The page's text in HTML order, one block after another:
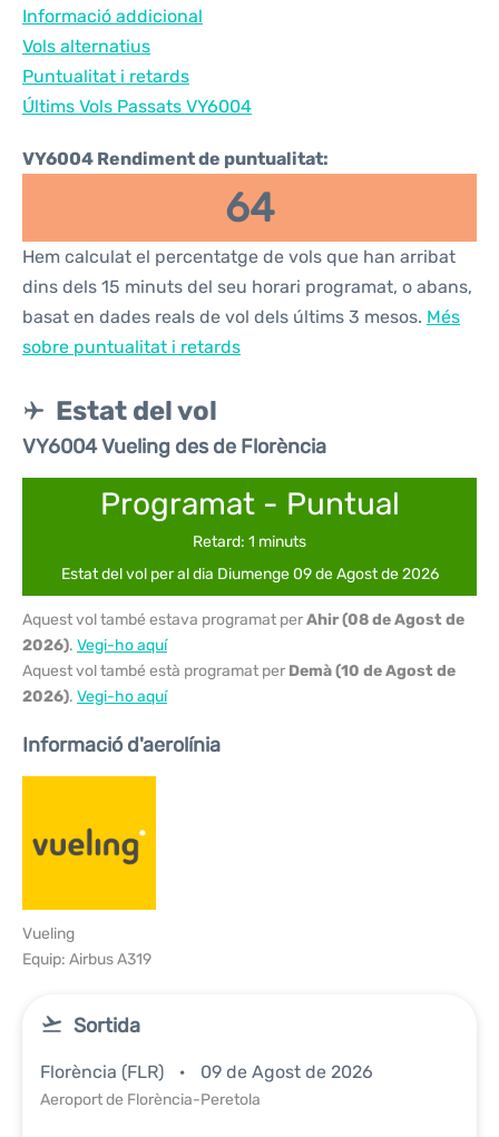
Informació addicional
Vols alternatius
Puntualitat i retards
Últims Vols Passats VY6004
VY6004 Rendiment de puntualitat:
64
Hem calculat el percentatge de vols que han arribat
dins dels 15 minuts del seu horari programat, o abans,
basat en dades reals de vol dels últims 3 mesos. Més
sobre puntualitat i retards
Estat del vol
VY6004 Vueling des de Florència
Programat - Puntual
Retard: 1 minuts
Estat del vol per al dia Diumenge 09 de Agost de 2026
Aquest vol també estava programat perAhir (08 de Agost de
2026). Vegi-ho aquí
Aquest vol també està programat per Demà (10 de Agost de
2026). Vegi-ho aquí
Informació d'aerolínia
Vueling
Equip: Airbus A319
Sortida
Florència (FLR) 09 de Agost de 2026
Aeroport de Florència-Peretola